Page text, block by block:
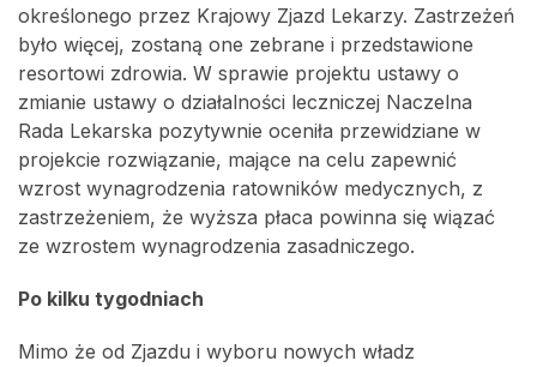
określonego przez Krajowy Zjazd Lekarzy. Zastrzeżeń
było więcej, zostaną one zebrane i przedstawione
resortowi zdrowia. W sprawie projektu ustawy o
zmianie ustawy o działalności leczniczej Naczelna
Rada Lekarska pozytywnie oceniła przewidziane w
projekcie rozwiązanie, mające na celu zapewnić
wzrost wynagrodzenia ratowników medycznych, z
zastrzeżeniem, że wyższa płaca powinna się wiązać
ze wzrostem wynagrodzenia zasadniczego.
Po kilku tygodniach
Mimo że od Zjazdu i wyboru nowych władz